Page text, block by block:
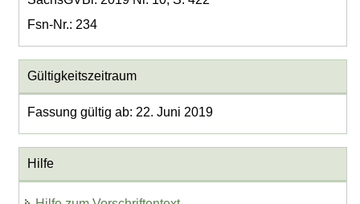
Fsn-Nr.: 234
Gültigkeitszeitraum
Fassung gültig ab: 22. Juni 2019
Hilfe